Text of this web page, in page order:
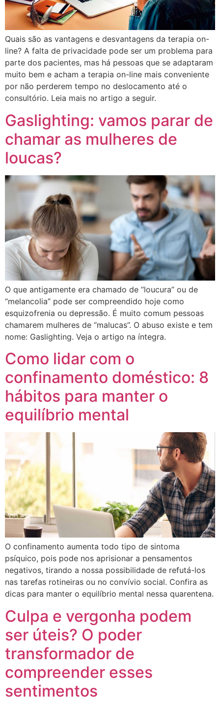
Quais são as vantagens e desvantagens da terapia on-
line? A falta de privacidade pode ser um problema para
parte dos pacientes, mas há pessoas que se adaptaram
muito bem e acham a terapia on-line mais conveniente
por não perderem tempo no deslocamento até o
consultório. Leia mais no artigo a seguir.
Gaslighting: vamos parar de
chamar as mulheres de
loucas?
O que antigamente era chamado de “loucura” ou de
“melancolia” pode ser compreendido hoje como
esquizofrenia ou depressão. É muito comum pessoas
chamarem mulheres de “malucas”. O abuso existe e tem
nome: Gaslighting. Veja o artigo na íntegra.
Como lidar com o
confinamento doméstico: 8
hábitos para manter o
equilíbrio mental
O confinamento aumenta todo tipo de sintoma
psíquico, pois pode nos aprisionar a pensamentos
negativos, tirando a nossa possibilidade de refutá-los
nas tarefas rotineiras ou no convívio social. Confira as
dicas para manter o equilíbrio mental nessa quarentena.
Culpa e vergonha podem
ser úteis? O poder
transformador de
compreender esses
sentimentos